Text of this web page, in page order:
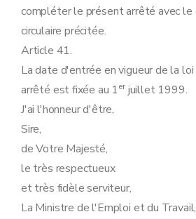
compléter le présent arrêté avec le
circulaire précitée.
Article 41.
La date d'entrée en vigueur de la
arrêté est fixée au 1erjuillet 1999.
J'ai l'honneur d'être,
Sire,
de Votre Majesté,
le très respectueux
et très fidèle serviteur,
La Ministre de l'Emploi et du Travail,